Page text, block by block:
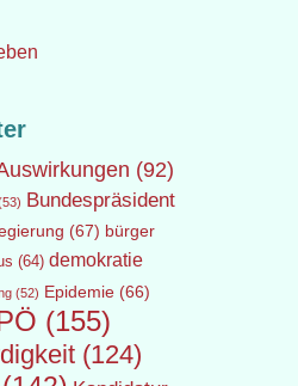
(92)
Bundespräsident
(67) bürger
(64) demokratie
(52) Epidemie(66)
(155)
(124)